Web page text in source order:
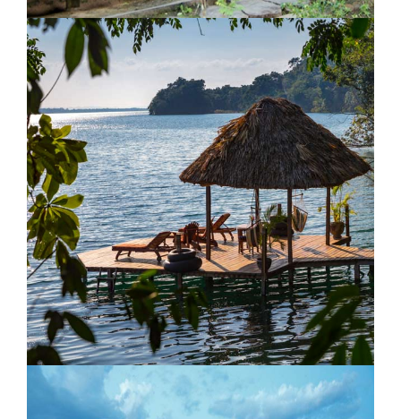
Madidi Jungle Ecolodge